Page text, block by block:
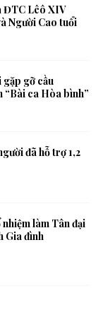
ĐTC Lêô XIV
Người Cao tuổi
gỡ cầu
“Bài ca Hòa bình”
đã hỗ trợ 1,2
làm Tân đại
Gia đình